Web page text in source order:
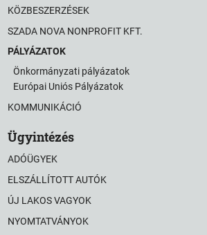
KÖZBESZERZÉSEK
SZADA NOVA NONPROFIT KFT.
PÁLYÁZATOK
Önkormányzati pályázatok
Európai Uniós Pályázatok
KOMMUNIKÁCIÓ
Ügyintézés
ADÓÜGYEK
ELSZÁLLÍTOTT AUTÓK
ÚJ LAKOS VAGYOK
NYOMTATVÁNYOK